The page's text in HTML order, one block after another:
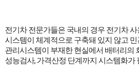
전기차 전문가들은 국내의 경우 전기차
시스템이 체계적으로 구축돼 있지 않고
관리시스템이 부재한 현실에서 배터리의
성능검사, 가격산정 단계까지 시스템화가